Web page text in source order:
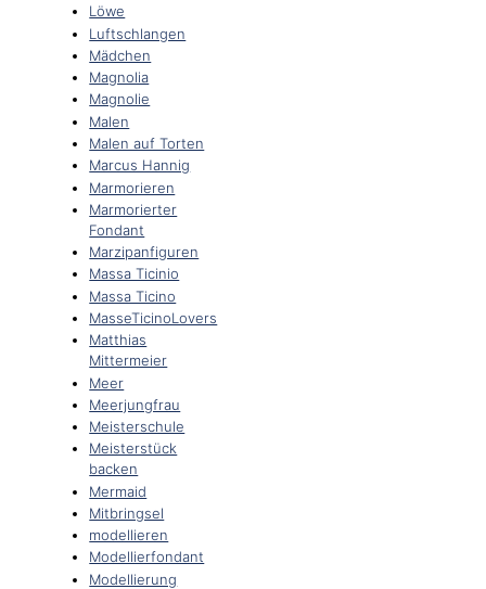
Löwe
Luftschlangen
Mädchen
Magnolia
Magnolie
Malen
Malen auf Torten
Marcus Hannig
Marmorieren
Marmorierter
Fondant
Marzipanfiguren
Massa Ticinio
Massa Ticino
MasseTicinoLovers
Matthias
Mittermeier
Meer
Meerjungfrau
Meisterschule
Meisterstück
backen
Mermaid
Mitbringsel
modellieren
Modellierfondant
Modellierung